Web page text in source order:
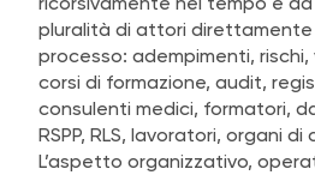
pluralità di attori direttamente
processo: adempimenti, rischi,
corsi di formazione, audit,
consulenti medici, formatori,
RSPP, RLS, lavoratori, organi di
L’aspetto organizzativo,